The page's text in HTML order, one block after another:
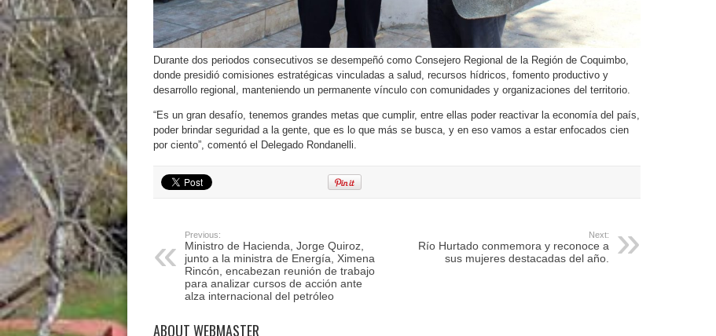
Durante dos periodos consecutivos se desempeñó como Consejero Regional de la Región de Coquimbo,
donde presidió comisiones estratégicas vinculadas a salud, recursos hídricos, fomento productivo y
desarrollo regional, manteniendo un permanente vínculo con comunidades y organizaciones del territorio.
“Es un gran desafío, tenemos grandes metas que cumplir, entre ellas poder reactivar la economía del país,
poder brindar seguridad a la gente, que es lo que más se busca, y en eso vamos a estar enfocados cien
por ciento”, comentó el Delegado Rondanelli.
Previous:
Ministro de Hacienda, Jorge Quiroz,
junto a la ministra de Energía, Ximena
Rincón, encabezan reunión de trabajo
para analizar cursos de acción ante
alza internacional del petróleo
Next:
Río Hurtado conmemora y reconoce a
sus mujeres destacadas del año.
ABOUT WEBMASTER